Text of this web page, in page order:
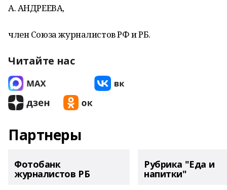
А. АНДРЕЕВА,
член Союза журналистов РФ и РБ.
Читайте нас
Партнеры
Фотобанк
журналистов РБ
Рубрика "Еда и
напитки"